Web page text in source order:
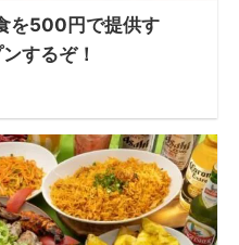
を500円で提供す
するぞ！